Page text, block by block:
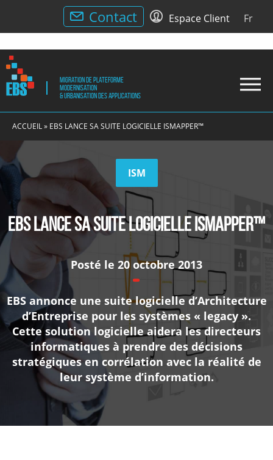
Contact Espace Client Fr
Migration de plateforme
Modernisation
& Urbanisation des applications
de
plateforme
Modernisation
et
Urbanisation
des
applications
ACCUEIL» EBS LANCE SA SUITE LOGICIELLE ISMAPPER™
ISM
EBS lance sa suite logicielle ISMAPPER™
Posté le 20 octobre 2013
EBS annonce une suite logicielle d’Architecture
d’Entreprise pour les systèmes « legacy ».
Cette solution logicielle aidera les directeurs
informatiques à prendre des décisions
stratégiques en corrélation avec la réalité de
leur système d’information.